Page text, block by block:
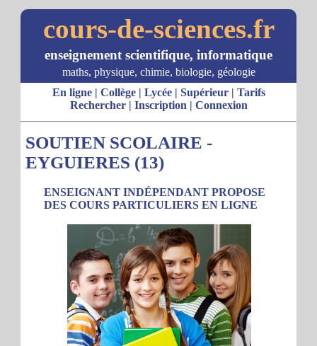
cours-de-sciences.fr
enseignement scientifique, informatique
maths, physique, chimie, biologie, géologie
En ligne| Collège| Lycée| Supérieur| Tarifs
Rechercher| Inscription | Connexion
SOUTIEN SCOLAIRE -
EYGUIERES (13)
ENSEIGNANT INDÉPENDANT PROPOSE
DES COURS PARTICULIERS EN LIGNE